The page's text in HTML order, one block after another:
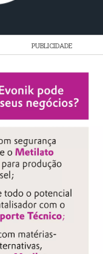
PUBLICIDADE